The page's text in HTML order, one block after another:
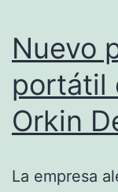
Nuevo
portátil
Orkin
La empresa